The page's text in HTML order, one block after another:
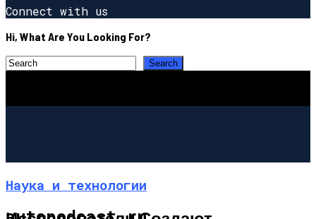
Connect with us
Hi, What Are You Looking For?
Наука и технологии